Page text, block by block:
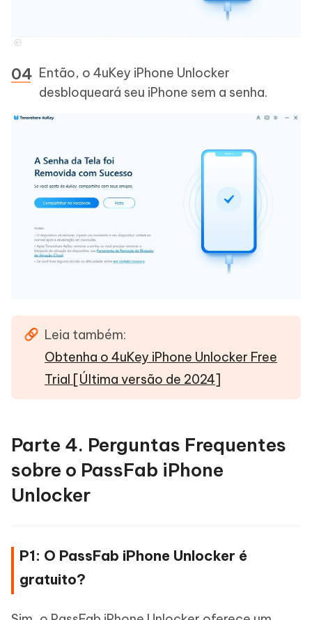
Então, o 4uKey iPhone Unlocker
desbloqueará seu iPhone sem a senha.
Leia também:
Obtenha o 4uKey iPhone Unlocker Free
Trial [Última versão de 2024]
Parte 4. Perguntas Frequentes
sobre o PassFab iPhone
Unlocker
P1: O PassFab iPhone Unlocker é
gratuito?